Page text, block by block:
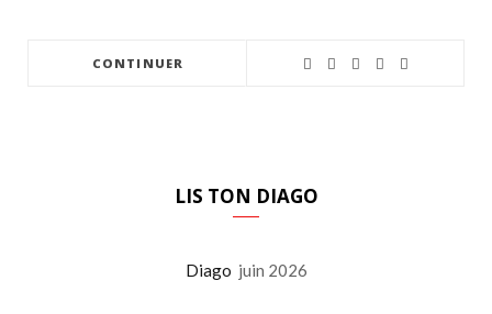
CONTINUER
LIS TON DIAGO
Diago juin 2026